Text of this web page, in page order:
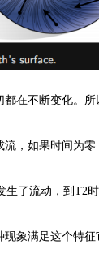
都在不断变化。
，如果时间为
生了流动，到T2
现象满足这个特